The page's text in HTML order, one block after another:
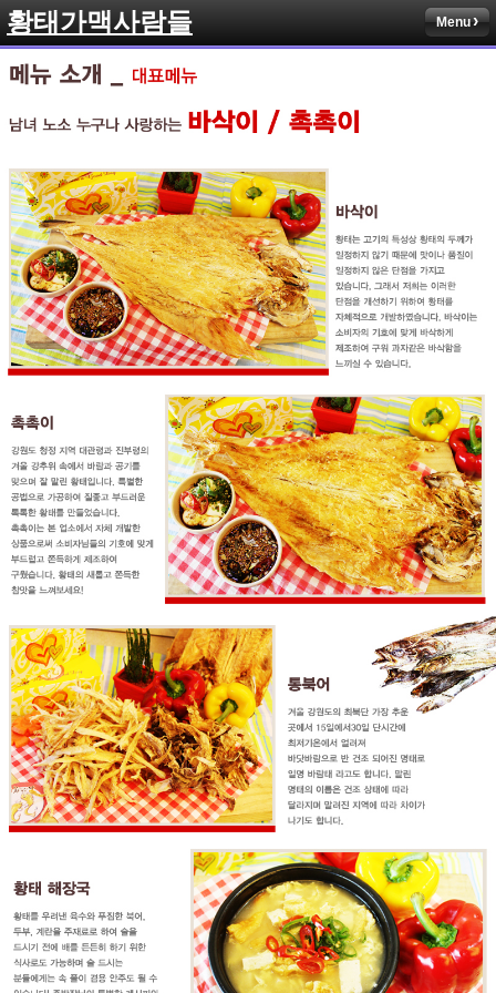
황태가맥사람들 Menu